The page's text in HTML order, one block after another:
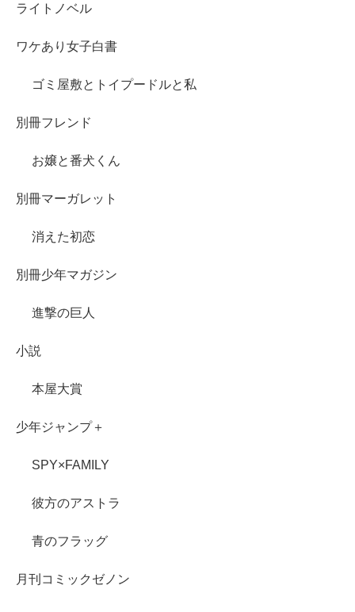
ライトノベル
ワケあり女子白書
ゴミ屋敷とトイプードルと私
別冊フレンド
お嬢と番犬くん
別冊マーガレット
消えた初恋
別冊少年マガジン
進撃の巨人
小説
本屋大賞
少年ジャンプ＋
SPY×FAMILY
彼方のアストラ
青のフラッグ
月刊コミックゼノン